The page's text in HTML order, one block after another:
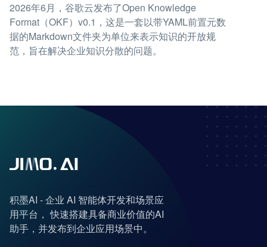
2026年6月，谷歌云发布了Open Knowledge
Format（OKF）v0.1，这是一套以带YAML前置元数
据的Markdown文件夹为单位来表示知识的开放规
范，旨在解决企业知识分散的问题。
积墨AI - 企业 AI 智能体开发和场景应
用平台， 快速搭建具备商业价值的AI
助手，并发布到企业应用场景中。